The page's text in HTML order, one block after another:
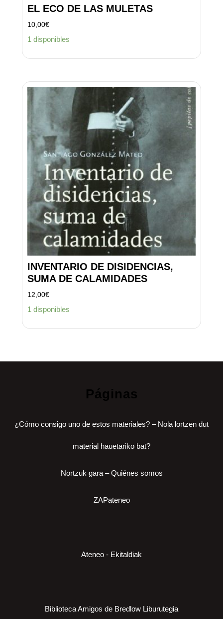
EL ECO DE LAS MULETAS
10,00€
1 disponibles
INVENTARIO DE DISIDENCIAS,
SUMA DE CALAMIDADES
12,00€
1 disponibles
Páginas
¿Cómo consigo uno de estos materiales? – Nola lortzen dut
material hauetariko bat?
Nortzuk gara – Quiénes somos
ZAPateneo
Ateneo - Ekitaldiak
Biblioteca Amigos de Bredlow Liburutegia